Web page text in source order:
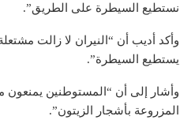
نستطيع السيطرة على الطريق”.
وأكد أديب أن “النيران لا زالت
يستطيع السيطرة”.
وأشار إلى أن “المستوطنين يمنعون
المزروعة بأشجار الزيتون”.